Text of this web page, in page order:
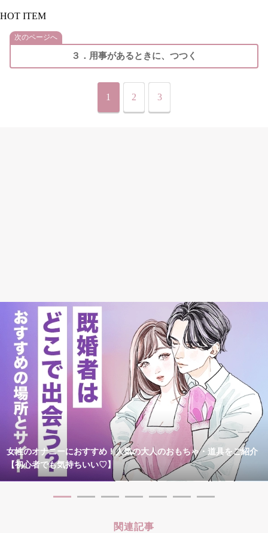
HOT ITEM
次のページへ
３．用事があるときに、つつく
1 2 3
女性のオナニーにおすすめ！人気の大人のおもちゃ・道具をご紹介
【初心者でも気持ちいい♡】
関連記事